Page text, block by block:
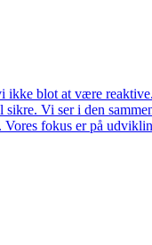
ikke blot at være
sikre. Vi ser i den
fokus er på